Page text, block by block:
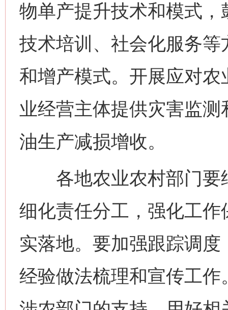
物单产提升技术和模式
技术培训、社会化服务
和增产模式。开展应对
业经营主体提供灾害监
油生产减损增收。
各地农业农村部门要
细化责任分工，强化工
实落地。要加强跟踪调
经验做法梳理和宣传工
网上购药对药下症？